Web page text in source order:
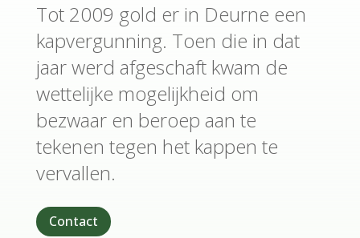
Tot 2009 gold er in Deurne een
kapvergunning. Toen die in dat
jaar werd afgeschaft kwam de
wettelijke mogelijkheid om
bezwaar en beroep aan te
tekenen tegen het kappen te
vervallen.
Contact